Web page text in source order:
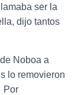
ser la
dijo tantos
Noboa a
lo removieron
Por